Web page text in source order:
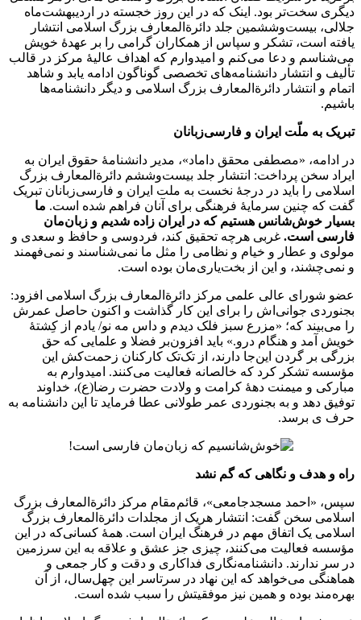
دیگری سخت‌تر بود. اینک که در این روز خجسته در اردیبهشت‌ماه
جلالی، بیست‌وششمین جلد دائرة‌المعارف بزرگ اسلامی انتشار
یافته است، تشکر و سپاس از همکاران گرامی را بر عهدۀ خویش
می‌شناسم و دعا می‌کنم و امیدوارم که اهداف عالیۀ مرکز در قالب
تألیف و انتشار دانشنامه‌های تخصصی گوناگون ادامه یابد و شاهد
اتمام و انتشار دائرة‌المعارف بزرگ اسلامی و دیگر دانشنامه‌ها
باشیم.
تبریک به ملّت ایران و فارسی‌زبانان
در ادامه، «مصطفی محقق داماد»، مدیر دانشنامۀ حقوق ایران به
ایراد سخن پرداخت: انتشار جلد بیست‌وششم دائرة‌المعارف بزرگ
اسلامی را باید در درجۀ نخست به ملت ایران و فارسی‌زبانان تبریک
گفت که چنین سرمایۀ فرهنگی برای آنان فراهم شده است. ما
بسیار خوش‌شانس هستیم که در ایران زاده شدیم و زبان‌مان
فارسی است. غربی هرچه تحقیق کند، فردوسی و حافظ و سعدی و
مولوی و عطار و خیام و نظامی را مثل ما نمی‌شناسند و نمی‌فهمند
و نمی‌چشند، و این از بخت‌یاری‌مان بوده است.
عضو شورای عالی علمی مرکز دائرةالمعارف بزرگ اسلامی افزود:
بجنوردی جوانی‌اش را برای این کار گذاشت و اکنون حاصل عمرش
را می‌بیند که؛ «مزرع سبز فلک دیدم و داس مه نو/ یادم از کِشتۀ
خویش آمد و هنگام درو.» باید افزون‌بر فضلا و علمایی که حق
بزرگی بر گردن این‌جا دارند، از تک‌تک کارکنان زحمت‌کش این
مؤسسه تشکر کرد که خالصانه فعالیت می‌کنند. امیدوارم به
مبارکی و میمنت دهۀ کرامت و ولادت حضرت رضا(ع)، خداوند
توفیق دهد و به بجنوردی عمر طولانی عطا فرماید تا این دانشنامه به
حرف ی برسد.
راه و هدف و نگاهی که گم نشد
سپس، «احمد مسجدجامعی»، قائم‌مقام مرکز دائرةالمعارف بزرگ
اسلامی سخن گفت: انتشار هریک از مجلدات دائرةالمعارف بزرگ
اسلامی یک اتفاق مهم در فرهنگ ایران است. همۀ کسانی‌که در این
مؤسسه فعالیت می‌کنند، چیزی جز عشق و علاقه به این سرزمین
در سر ندارند. دانشنامه‌نگاری فداکاری و دقت و کار جمعی و
هماهنگی می‌خواهد که این نهاد در سرتاسر این چهل‌سال، از آن
بهره‌مند بوده و همین نیز موفقیتش را سبب شده است.